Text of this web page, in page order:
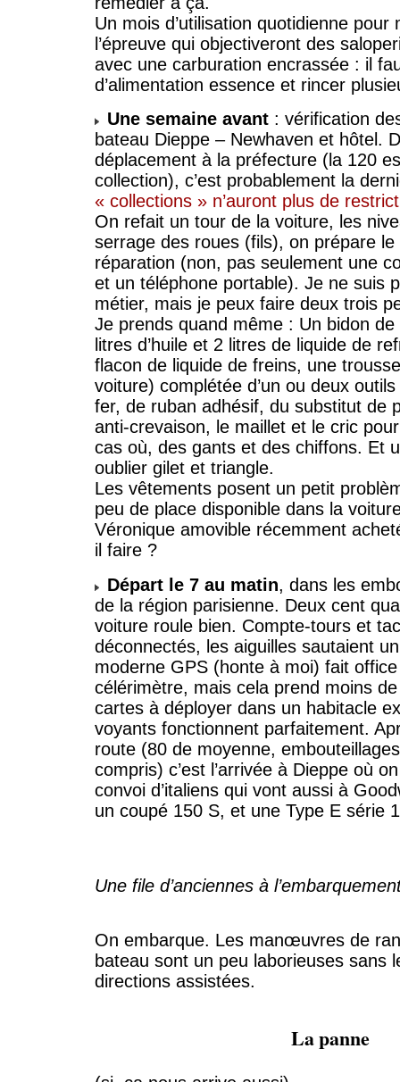
Un mois d’utilisation quotidienne
l’épreuve qui objectiveront des
avec une carburation encrassée : il
d’alimentation essence et rincer
Une semaine avant : vérification
bateau Dieppe – Newhaven et hôtel.
déplacement à la préfecture (la 120
collection), c’est probablement la
« collections » n’auront plus de
On refait un tour de la voiture, les
serrage des roues (fils), on prépare
réparation (non, pas seulement une
et un téléphone portable). Je ne suis
métier, mais je peux faire deux trois
Je prends quand même : Un bidon de
litres d’huile et 2 litres de liquide de
flacon de liquide de freins, une
voiture) complétée d’un ou deux
fer, de ruban adhésif, du substitut de
anti-crevaison, le maillet et le cric
cas où, des gants et des chiffons. Et
oublier gilet et triangle.
Les vêtements posent un petit
peu de place disponible dans la
Véronique amovible récemment
il faire ?
Départ le 7 au matin, dans les
de la région parisienne. Deux cent
voiture roule bien. Compte-tours et
déconnectés, les aiguilles sautaient
moderne GPS (honte à moi) fait
célérimètre, mais cela prend moins
cartes à déployer dans un habitacle
voyants fonctionnent parfaitement.
route (80 de moyenne,
compris) c’est l’arrivée à Dieppe où
convoi d’italiens qui vont aussi à
un coupé 150 S, et une Type E série
Une file d’anciennes à
On embarque. Les manœuvres de
bateau sont un peu laborieuses sans
directions assistées.
La panne